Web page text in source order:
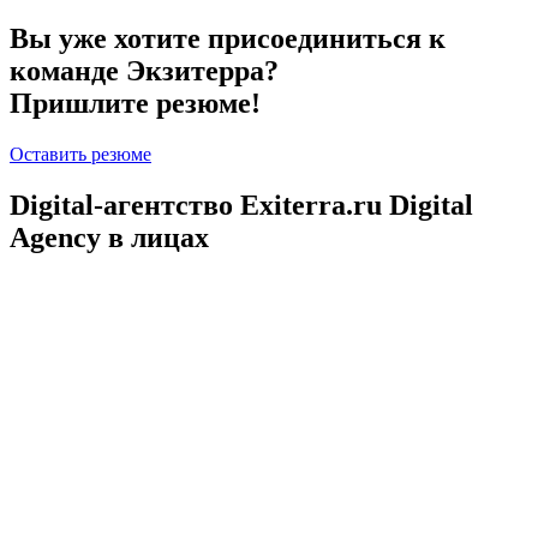
Вы уже хотите присоединиться к
команде Экзитерра?
Пришлите резюме!
Оставить резюме
Digital-агентство Exiterra.ru Digital
Agency в лицах